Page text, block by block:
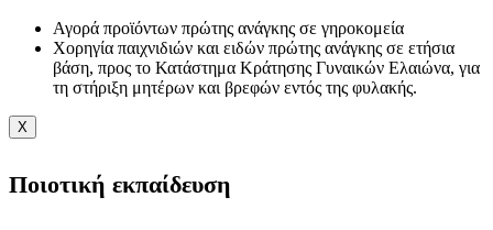
Αγορά προϊόντων πρώτης ανάγκης σε γηροκομεία
Χορηγία παιχνιδιών και ειδών πρώτης ανάγκης σε ετήσια
βάση, προς το Κατάστημα Κράτησης Γυναικών Ελαιώνα, για
τη στήριξη μητέρων και βρεφών εντός της φυλακής.
X
Ποιοτική εκπαίδευση